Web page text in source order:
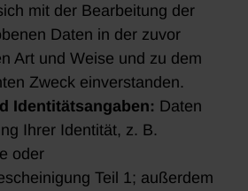
mit der Bearbeitung der
Daten in der zuvor
Art und Weise und zu dem
Zweck einverstanden.
Identitätsangaben: Daten
Ihrer Identität, z. B.
oder
Teil 1; außerdem